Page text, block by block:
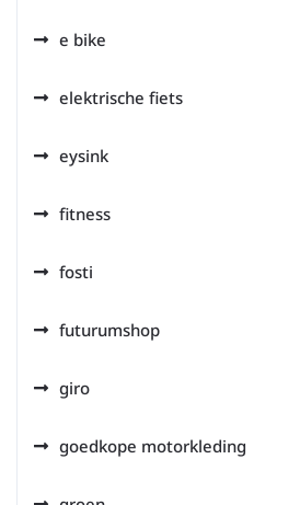
e bike
elektrische fiets
eysink
fitness
fosti
futurumshop
giro
goedkope motorkleding